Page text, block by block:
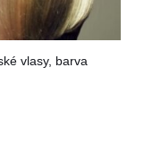
vlasy, barva